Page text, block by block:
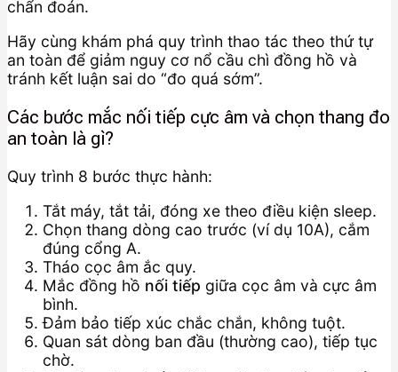
chẩn đoán.
Hãy cùng khám phá quy trình thao tác theo thứ tự
an toàn để giảm nguy cơ nổ cầu chì đồng hồ và
tránh kết luận sai do “đo quá sớm”.
Các bước mắc nối tiếp cực âm và chọn thang đo
an toàn là gì?
Quy trình 8 bước thực hành:
Tắt máy, tắt tải, đóng xe theo điều kiện sleep.
Chọn thang dòng cao trước (ví dụ 10A), cắm
đúng cổng A.
Tháo cọc âm ắc quy.
Mắc đồng hồ nối tiếp giữa cọc âm và cực âm
bình.
Đảm bảo tiếp xúc chắc chắn, không tuột.
Quan sát dòng ban đầu (thường cao), tiếp tục
chờ.